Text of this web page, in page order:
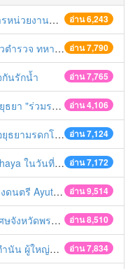
อ่าน 6,243
างหลวง เตรียมความปลอดภัยก่อนเทศกาลสงกรานต์
อ่าน 7,790
ละสถานีรถไฟ เตรียมรับมือเทศกาลสงกรานต์
อ่าน 7,765
กันรักน้ำ
อ่าน 4,106
เทศกาลสงกรานต์ ปี 2561
อ่าน 7,124
ยามรดกโลก
อ่าน 7,172
ธันวาคม 2560
อ่าน 9,514
of the bands
อ่าน 8,510
ศรีอยุธยา 2560
อ่าน 7,834
หญ่บ้าน ฯลฯ